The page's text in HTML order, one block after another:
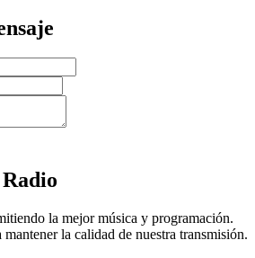
la mejor música y programación.
la calidad de nuestra transmisión.